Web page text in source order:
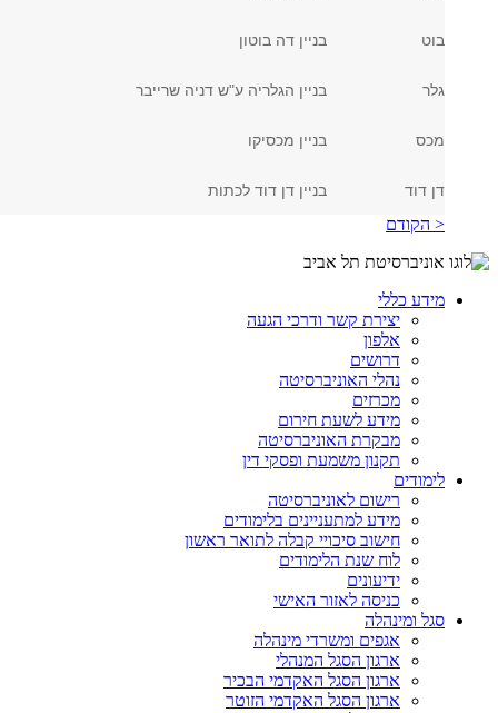
בוט בניין דה בוטון
גלר בניין הגלריה ע"ש דניה שרייבר
מכס בניין מכסיקו
דן דוד בניין דן דוד לכתות
< הקודם
מידע כללי
יצירת קשר ודרכי הגעה
אלפון
דרושים
נהלי האוניברסיטה
מכרזים
מידע לשעת חירום
מבקרת האוניברסיטה
תקנון משמעת ופסקי דין
לימודים
רישום לאוניברסיטה
מידע למתעניינים בלימודים
חישוב סיכויי קבלה לתואר ראשון
לוח שנת הלימודים
ידיעונים
כניסה לאזור האישי
סגל ומינהלה
אגפים ומשרדי מינהלה
ארגון הסגל המנהלי
ארגון הסגל האקדמי הבכיר
ארגון הסגל האקדמי הזוטר